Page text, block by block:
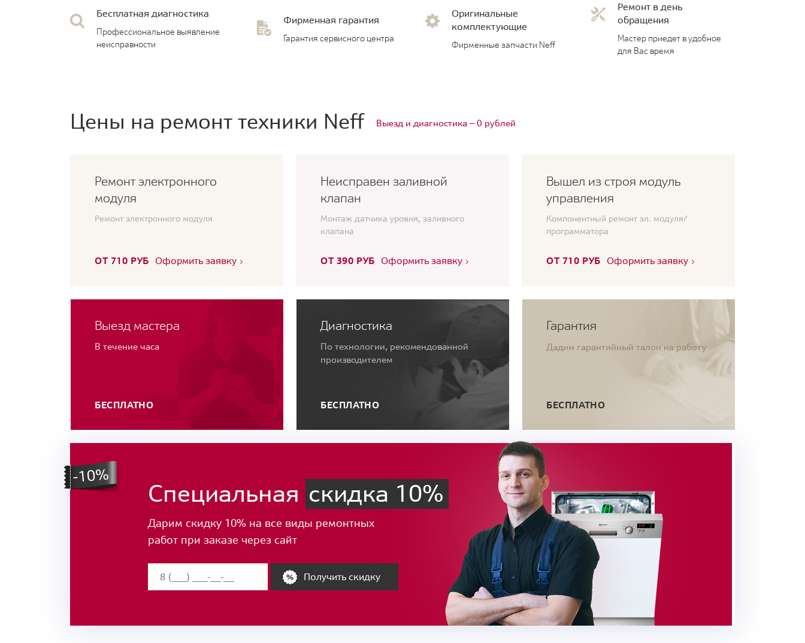
Бесплатная диагностика
Профессиональное выявление
неисправности
Фирменная гарантия
Гарантия сервисного центра
Оригинальные
комплектующие
Фирменные запчасти Neff
Ремонт в день
обращения
Мастер приедет в удобное
для Вас время
Цены на ремонт техники Neff Выезд и диагностика — 0 рублей
Ремонт электронного
модуля
Ремонт электронного модуля
ОТ 710 РУБ Оформить заявку
Неисправен заливной
клапан
Монтаж датчика уровня, заливного
клапана
ОТ 390 РУБ Оформить заявку
Вышел из строя модуль
управления
Компонентный ремонт эл. модуля/
программатора
ОТ 710 РУБ Оформить заявку
Выезд мастера
В течение часа
БЕСПЛАТНО
Диагностика
По технологии, рекомендованной
производителем
БЕСПЛАТНО
Гарантия
Дадим гарантийный талон на работу
БЕСПЛАТНО
Специальная скидка 10%
Дарим скидку 10% на все виды ремонтных
работ при заказе через сайт
Получить скидку